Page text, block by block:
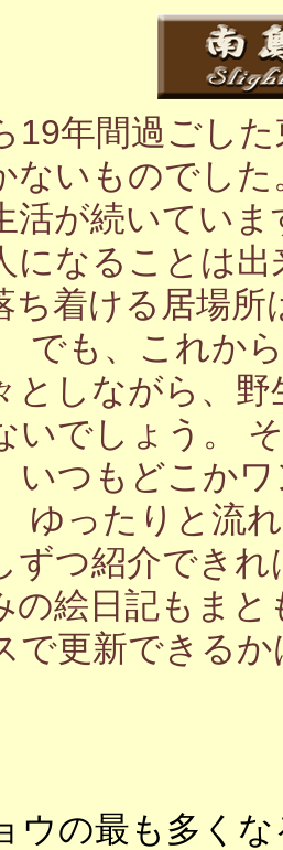
19年間過ごし
ないものでし
活が続いてい
になることは
ち着ける居場
でも、これか
としながら、
いでしょう。
いつもどこか
ゆったりと流
ずつ紹介でき
の絵日記もま
で更新できる
ウの最も多く